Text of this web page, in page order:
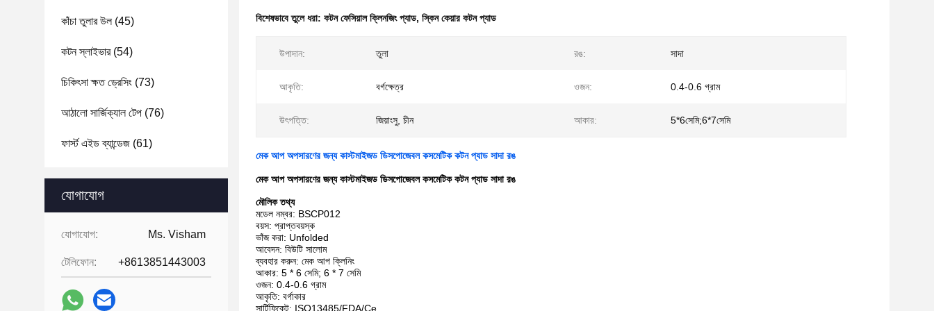
কাঁচা তুলার উল(45)
কটন স্লাইভার(54)
চিকিৎসা ক্ষত ড্রেসিং (73)
আঠালো সার্জিক্যাল টেপ (76)
ফার্স্ট এইড ব্যান্ডেজ (61)
যোগাযোগ
যোগাযোগ: Ms. Visham
টেলিফোন: +8613851443003
বিশেষভাবে তুলে ধরা: কটন ফেসিয়াল ক্লিনজিং প্যাড, স্কিন কেয়ার কটন প্যাড
উপাদান: তুলা রঙ: সাদা
আকৃতি: বর্গক্ষেত্র ওজন: 0.4-0.6 গ্রাম
উৎপত্তি: জিয়াংসু, চীন আকার: 5*6সেমি;6*7সেমি
মেক আপ অপসারণের জন্য কাস্টমাইজড ডিসপোজেবল কসমেটিক কটন প্যাড সাদা রঙ
মেক আপ অপসারণের জন্য কাস্টমাইজড ডিসপোজেবল কসমেটিক কটন প্যাড সাদা রঙ
মৌলিক তথ্য
মডেল নম্বর: BSCP012
বয়স: প্রাপ্তবয়স্ক
ভাঁজ করা: Unfolded
আবেদন: বিউটি সালোম
ব্যবহার করুন: মেক আপ ক্লিনিং
আকার: 5 * 6 সেমি; 6 * 7 সেমি
ওজন: 0.4-0.6 গ্রাম
আকৃতি: বর্গাকার
সার্টিফিকেট: ISO13485/FDA/Ce